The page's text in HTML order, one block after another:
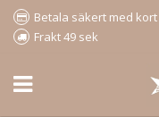
Betala säkert med kort
Frakt 49 sek